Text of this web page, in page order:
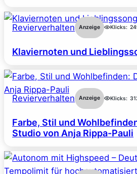
Revierverhalten Anzeige Klicks:
Klaviernoten und
Revierverhalten Anzeige Klicks:
Farbe, Stil und
Studio von Anja Rippa-Pauli